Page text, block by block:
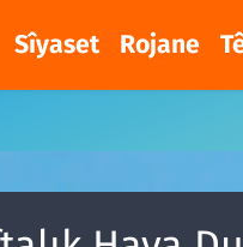
Sîyaset Rojane